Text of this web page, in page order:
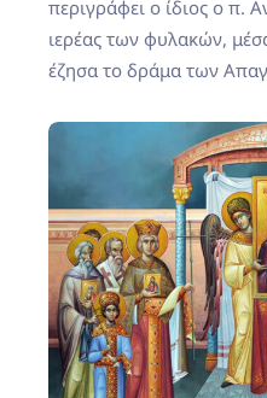
περιγράφει ο ίδιος ο π.
ιερέας των φυλακών,
έζησα το δράμα των